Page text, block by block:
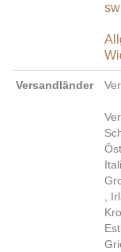
Versandländer
,